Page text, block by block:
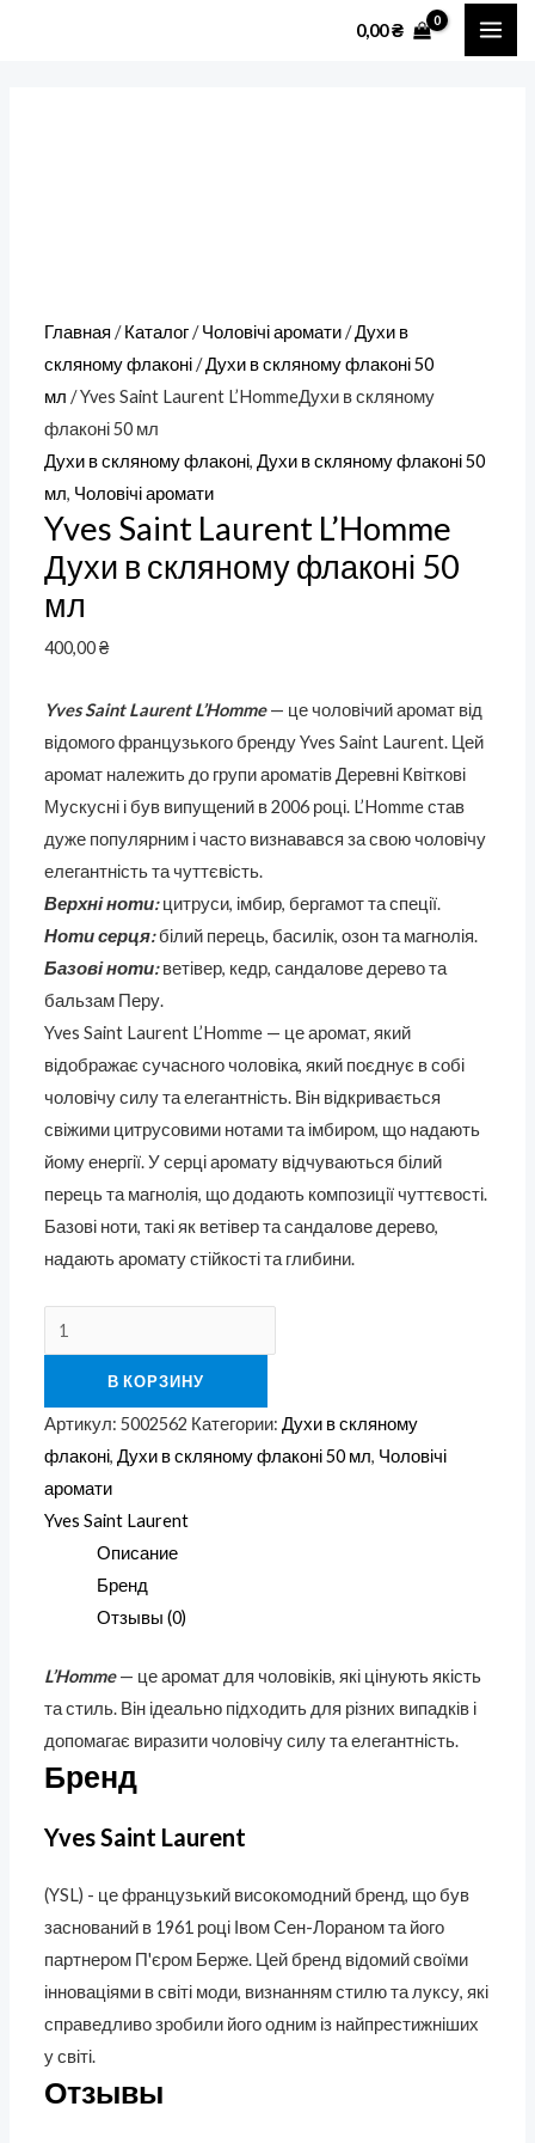
0,00₴
Главная /Каталог/Чоловічі аромати/Духи в
скляному флаконі/Духи в скляному флаконі 50
мл / Yves Saint Laurent L’HommeДухи в скляному
флаконі 50 мл
Духи в скляному флаконі,Духи в скляному флаконі 50
мл, Чоловічі аромати
Yves Saint Laurent L’Homme
Духи в скляному флаконі 50
мл
400,00₴
Yves Saint Laurent L’Homme— це чоловічий аромат від
відомого французького бренду Yves Saint Laurent. Цей
аромат належить до групи ароматів Деревні Квіткові
Мускусні і був випущений в 2006 році. L’Homme став
дуже популярним і часто визнавався за свою чоловічу
елегантність та чуттєвість.
Верхні ноти:цитруси, імбир, бергамот та спеції.
Ноти серця:білий перець, басилік, озон та магнолія.
Базові ноти: ветівер, кедр, сандалове дерево та
бальзам Перу.
Yves Saint Laurent L’Homme — це аромат, який
відображає сучасного чоловіка, який поєднує в собі
чоловічу силу та елегантність. Він відкривається
свіжими цитрусовими нотами та імбиром, що надають
йому енергії. У серці аромату відчуваються білий
перець та магнолія, що додають композиції чуттєвості.
Базові ноти, такі як ветівер та сандалове дерево,
надають аромату стійкості та глибини.
мл
В КОРЗИНУ
Артикул:5002562 Категории:Духи в скляному
флаконі,Духи в скляному флаконі 50 мл, Чоловічі
аромати
Yves Saint Laurent
Описание
Бренд
Отзывы (0)
L’Homme— це аромат для чоловіків, які цінують якість
та стиль. Він ідеально підходить для різних випадків і
допомагає виразити чоловічу силу та елегантність.
Бренд
Yves Saint Laurent
(YSL) - це французький високомодний бренд, що був
заснований в 1961 році Івом Сен-Лораном та його
партнером П'єром Берже. Цей бренд відомий своїми
інноваціями в світі моди, визнанням стилю та луксу, які
справедливо зробили його одним із найпрестижніших
у світі.
Отзывы